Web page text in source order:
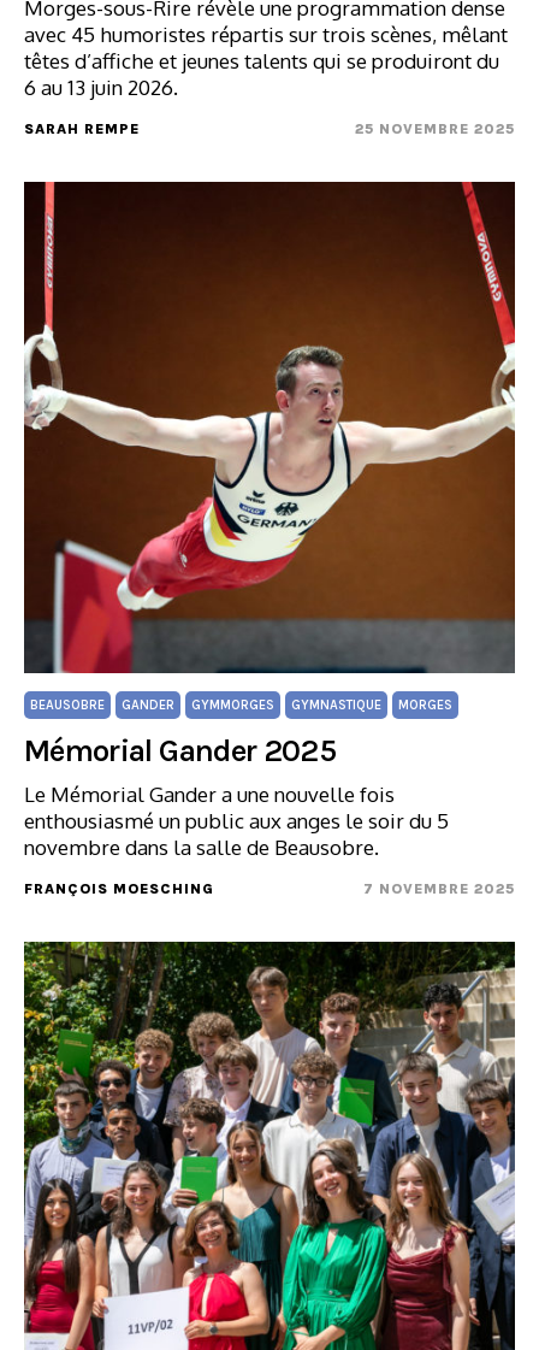
Morges-sous-Rire révèle une programmation dense
avec 45 humoristes répartis sur trois scènes, mêlant
têtes d’affiche et jeunes talents qui se produiront du
6 au 13 juin 2026.
SARAH REMPE 25 NOVEMBRE 2025
BEAUSOBRE GANDER GYMMORGES GYMNASTIQUE MORGES
Mémorial Gander 2025
Le Mémorial Gander a une nouvelle fois
enthousiasmé un public aux anges le soir du 5
novembre dans la salle de Beausobre.
FRANÇOIS MOESCHING 7 NOVEMBRE 2025